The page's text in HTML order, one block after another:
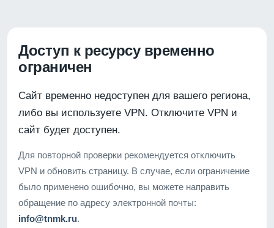
Доступ к ресурсу временно
ограничен
Сайт временно недоступен для вашего региона,
либо вы используете VPN. Отключите VPN и
сайт будет доступен.
Для повторной проверки рекомендуется отключить
VPN и обновить страницу. В случае, если ограничение
было применено ошибочно, вы можете направить
обращение по адресу электронной почты:
info@tnmk.ru.